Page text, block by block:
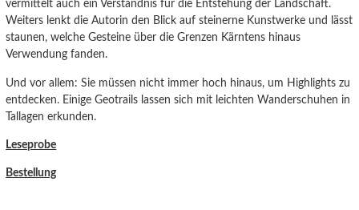
vermittelt auch ein Verständnis für die Entstehung der Landschaft.
Weiters lenkt die Autorin den Blick auf steinerne Kunstwerke und lässt
staunen, welche Gesteine über die Grenzen Kärntens hinaus
Verwendung fanden.
Und vor allem: Sie müssen nicht immer hoch hinaus, um Highlights zu
entdecken. Einige Geotrails lassen sich mit leichten Wanderschuhen in
Tallagen erkunden.
Leseprobe
Bestellung